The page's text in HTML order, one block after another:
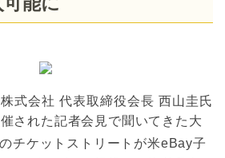
式会社 代表取締役会長 西山圭氏
された記者会見で聞いてきた大
チケットストリートが米eBay子